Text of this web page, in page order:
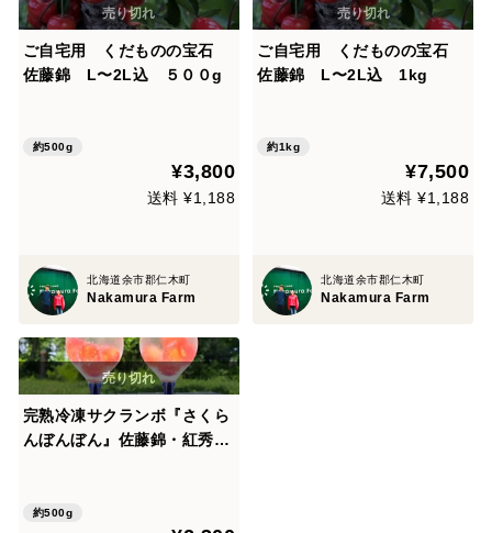
ご自宅用 くだものの宝石
佐藤錦 L〜2L込 ５００g
約500g
¥3,800
送料 ¥1,188
北海道余市郡仁木町
Nakamura Farm
ご自宅用 くだものの宝石
佐藤錦 L〜2L込 1kg
約1kg
¥7,500
送料 ¥1,188
北海道余市郡仁木町
Nakamura Farm
完熟冷凍サクランボ『さくら
んぼんぼん』佐藤錦・紅秀
約500g